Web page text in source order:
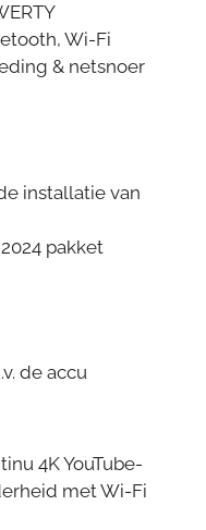
Wi-Fi
& netsnoer
installatie van
pakket
de accu
4K YouTube-
met Wi-Fi